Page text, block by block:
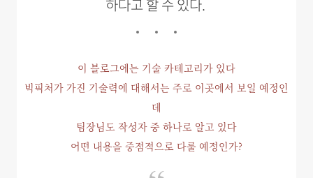
하다고 할 수 있다.
이 블로그에는 기술 카테고리가 있다
빅픽처가 가진 기술력에 대해서는 주로 이곳에서 보일 예정인
데
팀장님도 작성자 중 하나로 알고 있다
어떤 내용을 중점적으로 다룰 예정인가?